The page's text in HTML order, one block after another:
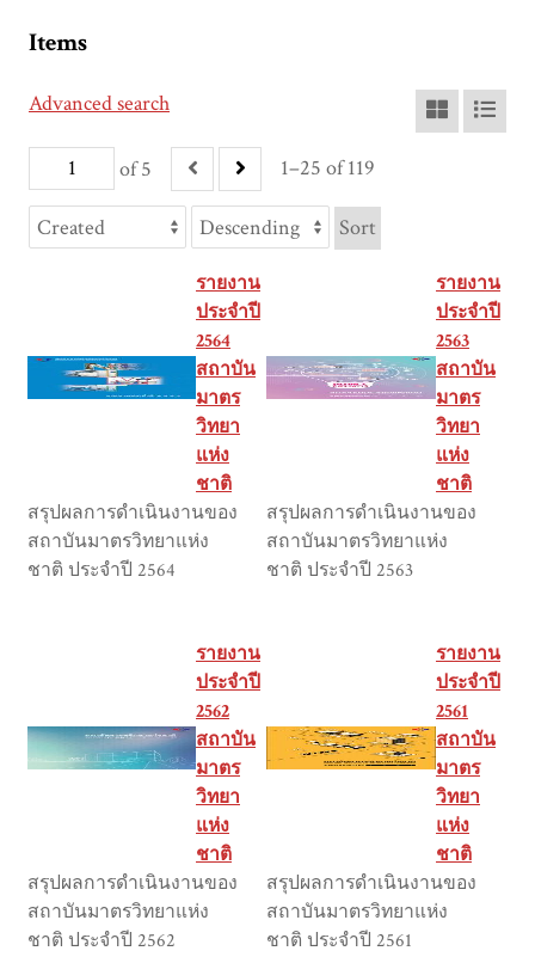
Items
of 5 1–25 of 119
Advanced search
Sort
รายงาน
ประจำปี
2564
สถาบัน
มาตร
วิทยา
แห่ง
ชาติ
สรุปผลการดำเนินงานของ
สถาบันมาตรวิทยาแห่ง
ชาติ ประจำปี 2564
รายงาน
ประจำปี
2563
สถาบัน
มาตร
วิทยา
แห่ง
ชาติ
สรุปผลการดำเนินงานของ
สถาบันมาตรวิทยาแห่ง
ชาติ ประจำปี 2563
รายงาน
ประจำปี
2562
สถาบัน
มาตร
วิทยา
แห่ง
ชาติ
สรุปผลการดำเนินงานของ
สถาบันมาตรวิทยาแห่ง
ชาติ ประจำปี 2562
รายงาน
ประจำปี
2561
สถาบัน
มาตร
วิทยา
แห่ง
ชาติ
สรุปผลการดำเนินงานของ
สถาบันมาตรวิทยาแห่ง
ชาติ ประจำปี 2561